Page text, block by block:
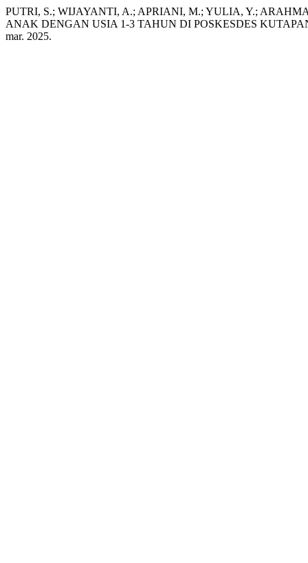
PUTRI, S.; WIJAYANTI, A.; APRIANI, M.; YULIA, Y.;
ANAK DENGAN USIA 1-3 TAHUN DI POSKESDES
mar. 2025.